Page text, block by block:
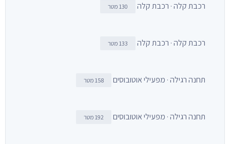
רכבת קלה · רכבת קלה 130 מטר
רכבת קלה · רכבת קלה 133 מטר
תחנה רגילה · מפעילי אוטובוסים 158 מטר
תחנה רגילה · מפעילי אוטובוסים 192 מטר